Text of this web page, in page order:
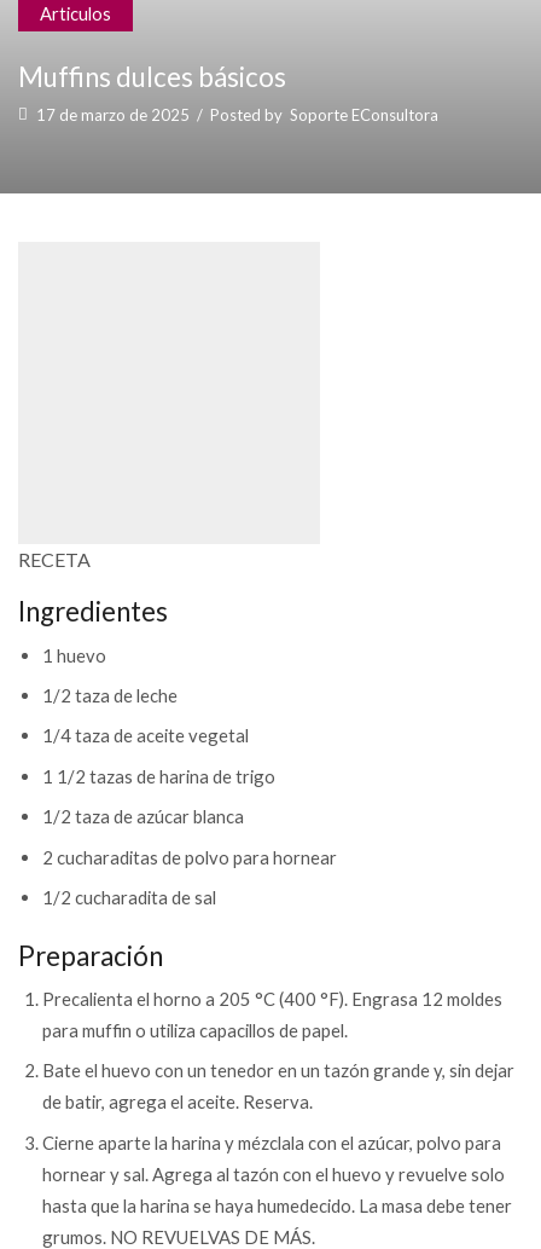
Articulos
Muffins dulces básicos
17 de marzo de 2025 / Posted by Soporte EConsultora
RECETA
Ingredientes
1 huevo
1/2 taza de leche
1/4 taza de aceite vegetal
1 1/2 tazas de harina de trigo
1/2 taza de azúcar blanca
2 cucharaditas de polvo para hornear
1/2 cucharadita de sal
Preparación
Precalienta el horno a 205 °C (400 °F). Engrasa 12 moldes
para muffin o utiliza capacillos de papel.
Bate el huevo con un tenedor en un tazón grande y, sin dejar
de batir, agrega el aceite. Reserva.
Cierne aparte la harina y mézclala con el azúcar, polvo para
hornear y sal. Agrega al tazón con el huevo y revuelve solo
hasta que la harina se haya humedecido. La masa debe tener
grumos. NO REVUELVAS DE MÁS.